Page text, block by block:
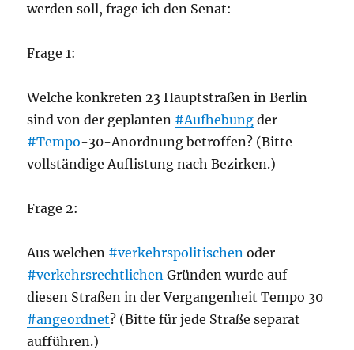
werden soll, frage ich den Senat:
Frage 1:
Welche konkreten 23 Hauptstraßen in Berlin
sind von der geplanten #Aufhebung der
#Tempo-30-Anordnung betroffen? (Bitte
vollständige Auflistung nach Bezirken.)
Frage 2:
Aus welchen #verkehrspolitischen oder
#verkehrsrechtlichen Gründen wurde auf
diesen Straßen in der Vergangenheit Tempo 30
#angeordnet? (Bitte für jede Straße separat
aufführen.)